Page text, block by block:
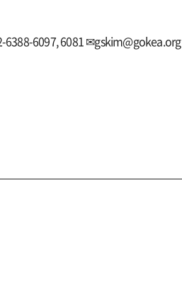
6388-6097, 6081✉gskim@gokea.org